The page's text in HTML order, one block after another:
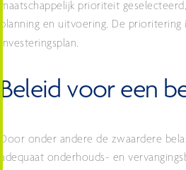
maatschappelijk prioriteit
planning en uitvoering. De
Investeringsplan.
Beleid voor een
Door onder andere de zwaardere
adequaat onderhouds- en